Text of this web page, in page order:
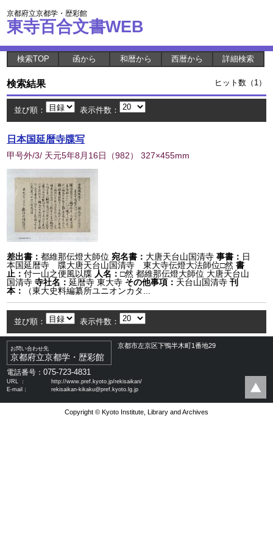
京都府立京都学・歴彩館
東寺百合文書WEB
検索TOP 函から 和暦から 西暦から 詳細検索
検索結果 ヒット数（1）
並び順： 表示件数：
日本国延暦寺牒写
甲号外/3/ 天元5年8月16日 （982） 327×455mm
差出書：都維那伝燈大師位 宛名書： 大唐天台山国清寺 事書： 日
本国延暦寺 牒大唐天台山国清寺 東大寺伝燈大法師位□然書
止：付一山之便風以牒 人名：□然 都維那伝燈大師位 大唐天台山
国清寺 寺社名：延暦寺 東大寺 その他事項： 天台山国清寺 刊
本：
（東大史料編纂所ユニオンカタ...
並び順： 表示件数：
お問い合わせ先
京都府立京都学・歴彩館
京都市左京区下鴨半木町1番地29
電話番号：075-723-4831
URL ：
http://www.pref.kyoto.jp/rekisaikan/
E-mail：
rekisaikan-kikaku@pref.kyoto.lg.jp
Copyright © Kyoto Institute, Library and Archives